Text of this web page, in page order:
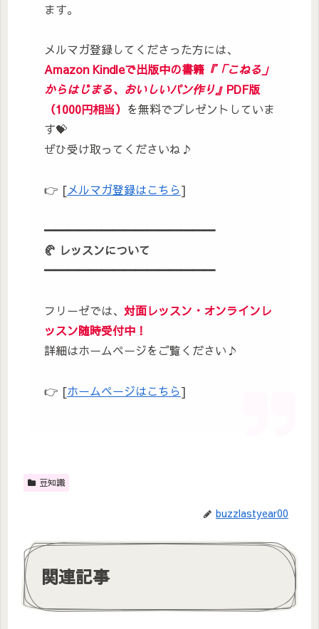
ます。
メルマガ登録してくださった方には、
Amazon Kindleで出版中の書籍『「こねる」
からはじまる、おいしいパン作り』 PDF版
（1000円相当） を無料でプレゼントしていま
す💝
ぜひ受け取ってくださいね♪
👉 [メルマガ登録はこちら]
━━━━━━━━━━━━━━━
🥐 レッスンについて
━━━━━━━━━━━━━━━
フリーゼでは、 対面レッスン・オンラインレ
ッスン随時受付中！
詳細はホームページをご覧ください♪
👉 [ホームページはこちら]
豆知識
buzzlastyear00
関連記事